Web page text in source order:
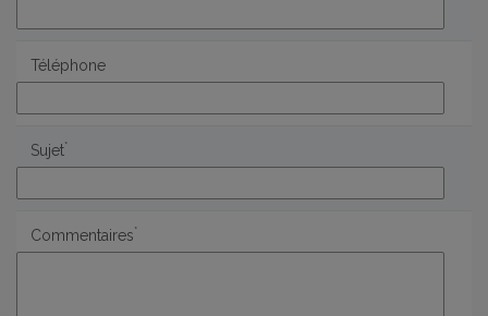
Téléphone
Sujet*
Commentaires*